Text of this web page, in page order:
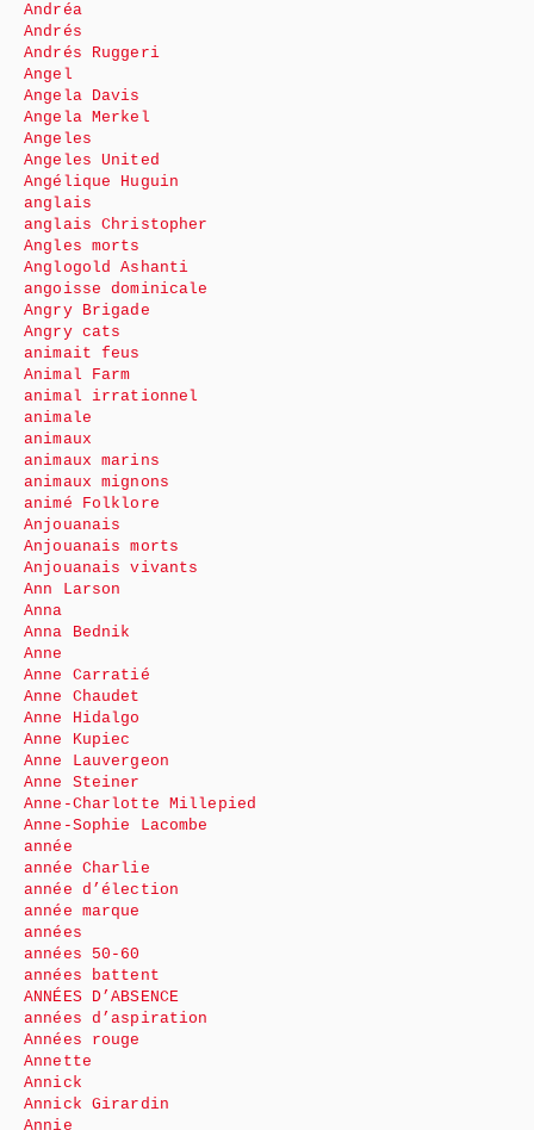
Andréa
Andrés
Andrés Ruggeri
Angel
Angela Davis
Angela Merkel
Angeles
Angeles United
Angélique Huguin
anglais
anglais Christopher
Angles morts
Anglogold Ashanti
angoisse dominicale
Angry Brigade
Angry cats
animait feus
Animal Farm
animal irrationnel
animale
animaux
animaux marins
animaux mignons
animé Folklore
Anjouanais
Anjouanais morts
Anjouanais vivants
Ann Larson
Anna
Anna Bednik
Anne
Anne Carratié
Anne Chaudet
Anne Hidalgo
Anne Kupiec
Anne Lauvergeon
Anne Steiner
Anne-Charlotte Millepied
Anne-Sophie Lacombe
année
année Charlie
année d’élection
année marque
années
années 50-60
années battent
ANNÉES D’ABSENCE
années d’aspiration
Années rouge
Annette
Annick
Annick Girardin
Annie